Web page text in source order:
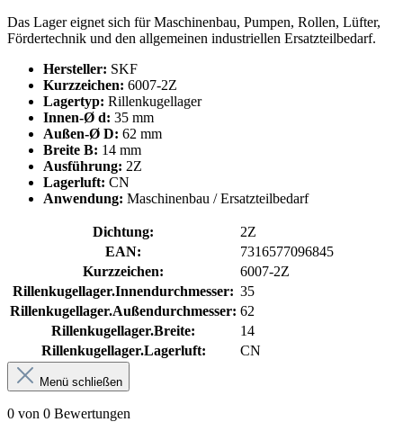
Das Lager eignet sich für Maschinenbau, Pumpen, Rollen, Lüfter,
Fördertechnik und den allgemeinen industriellen Ersatzteilbedarf.
Hersteller: SKF
Kurzzeichen: 6007-2Z
Lagertyp: Rillenkugellager
Innen-Ø d: 35 mm
Außen-Ø D: 62 mm
Breite B: 14 mm
Ausführung: 2Z
Lagerluft: CN
Anwendung: Maschinenbau / Ersatzteilbedarf
Dichtung:
2Z
EAN:
7316577096845
Kurzzeichen:
6007-2Z
Rillenkugellager.Innendurchmesser: 35
Rillenkugellager.Außendurchmesser: 62
Rillenkugellager.Breite:
14
Rillenkugellager.Lagerluft:
CN
Menü schließen
0 von 0 Bewertungen